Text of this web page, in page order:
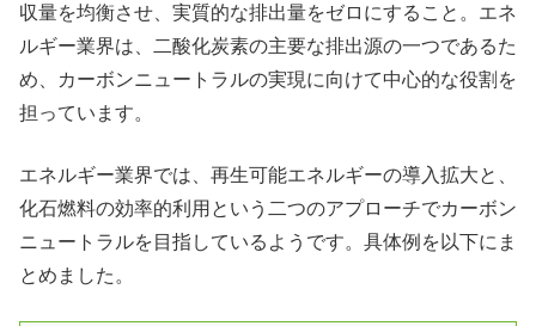
収量を均衡させ、実質的な排出量をゼロにすること。エネ
ルギー業界は、二酸化炭素の主要な排出源の一つであるた
め、カーボンニュートラルの実現に向けて中心的な役割を
担っています。
エネルギー業界では、再生可能エネルギーの導入拡大と、
化石燃料の効率的利用という二つのアプローチでカーボン
ニュートラルを目指しているようです。具体例を以下にま
とめました。